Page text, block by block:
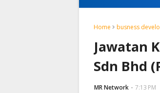
Home busness
Jawatan
Sdn Bhd
MR Network 7:13 PM